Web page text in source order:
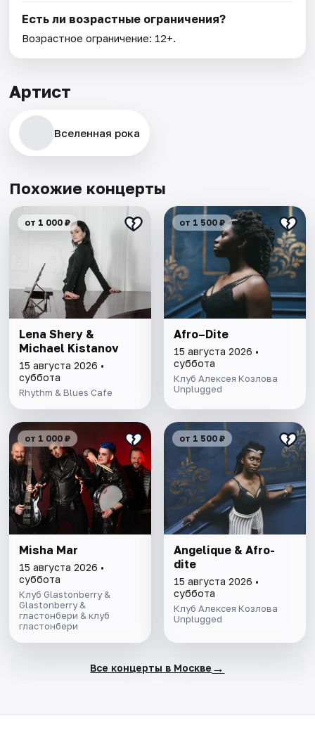
Есть ли возрастные ограничения?
Возрастное ограничение: 12+.
Артист
Вселенная рока
Похожие концерты
от 1 000 ₽
Lena Shery &
Michael Kistanov
15 августа 2026 •
суббота
Rhythm & Blues Cafe
от 1 500 ₽
Afro–Dite
15 августа 2026 •
суббота
Клуб Алексея Козлова
Unplugged
от 1 000 ₽
Misha Mar
15 августа 2026 •
суббота
Клуб Glastonberry &
Glastonberry &
гластонбери & клуб
гластонбери
от 1 500 ₽
Angelique & Afro-
dite
15 августа 2026 •
суббота
Клуб Алексея Козлова
Unplugged
Все концерты в Москве →